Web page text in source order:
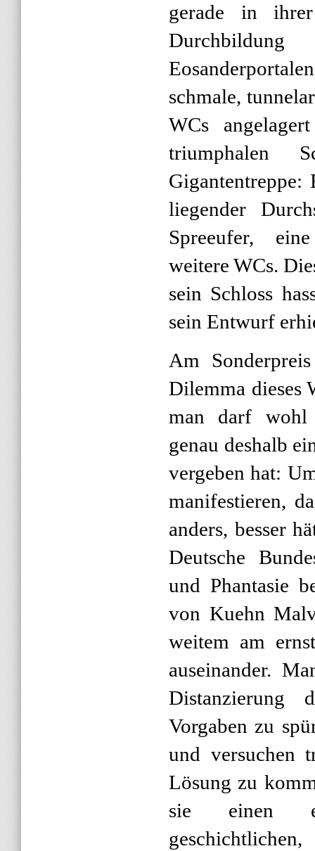
gerade in ihrer
Eosanderportalen
schmale,
WCs
triumphalen
Gigantentreppe:
liegender
Spreeufer,
weitere WCs.
sein Schloss
sein Entwurf
Am
Dilemma dieses
man darf wohl
genau deshalb
vergeben hat:
manifestieren,
anders, besser
Deutsche
und Phantasie
von Kuehn
weitem am
auseinander.
Distanzierung
Vorgaben zu
und versuchen
Lösung zu
sie einen